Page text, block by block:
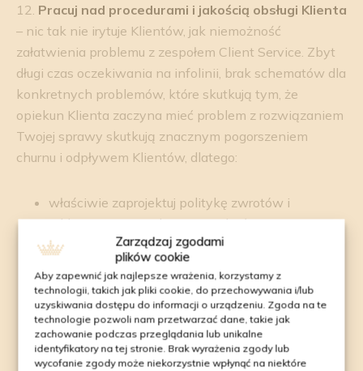
Zarządzaj zgodami
plików cookie
Aby zapewnić jak najlepsze wrażenia, korzystamy z
technologii, takich jak pliki cookie, do przechowywania i/lub
uzyskiwania dostępu do informacji o urządzeniu. Zgoda na te
technologie pozwoli nam przetwarzać dane, takie jak
zachowanie podczas przeglądania lub unikalne
identyfikatory na tej stronie. Brak wyrażenia zgody lub
wycofanie zgody może niekorzystnie wpłynąć na niektóre
12. Pracuj nad procedurami i jakością obsługi Klienta
– nic tak nie irytuje Klientów, jak niemożność
załatwienia problemu z zespołem Client Service. Zbyt
długi czas oczekiwania na infolinii, brak schematów dla
konkretnych problemów, które skutkują tym, że
opiekun Klienta zaczyna mieć problem z rozwiązaniem
Twojej sprawy skutkują znacznym pogorszeniem
churnu i odpływem Klientów, dlatego:
właściwie zaprojektuj politykę zwrotów i
reklamacji – procedury muszą być przejrzyste, a
czas ich realizacji – maksymalnie skrócony
stwórz SOP (Standard operating procedures) i
ćwicz go z zespołem obsługi Klienta
optymalizuj na bieżąco całościowy UX związany
z obsługą Klienta (FAQ, chat, prezentacja
procedur)